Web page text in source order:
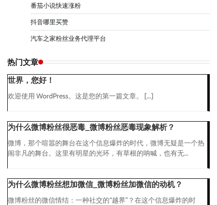
番茄小说快速涨粉
抖音哪里买赞
汽车之家粉丝业务代理平台
热门文章
世界，您好！
欢迎使用 WordPress。这是您的第一篇文章。 […]
为什么微博粉丝很恶毒_微博粉丝恶毒现象解析？
微博，那个喧嚣的舞台在这个信息爆炸的时代，微博无疑是一个热
闹非凡的舞台。这里有明星的光环，有草根的呐喊，也有无...
为什么微博粉丝想加微信_微博粉丝加微信的动机？
微博粉丝的微信情结：一种社交的“越界”？在这个信息爆炸的时